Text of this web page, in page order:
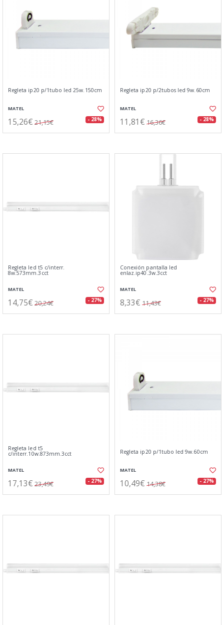
Regleta ip20 p/1tubo led 25w.150cm
MATEL
15,26€ 21,15€ - 28%
Regleta ip20 p/2tubos led 9w.60cm
MATEL
11,81€ 16,36€ - 28%
Regleta led t5 c/interr.
8w.573mm.3cct
MATEL
14,75€ 20,24€ - 27%
Conexión pantalla led
enlaz.ip40.3w.3cct
MATEL
8,33€ 11,43€ - 27%
Regleta led t5
c/interr.10w.873mm.3cct
MATEL
17,13€ 23,49€ - 27%
Regleta ip20 p/1tubo led 9w.60cm
MATEL
10,49€ 14,38€ - 27%